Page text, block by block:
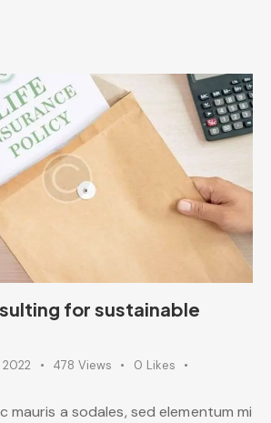
for sustainable
2022 478 Views 0 Likes
mauris a sodales, sed elementum mi